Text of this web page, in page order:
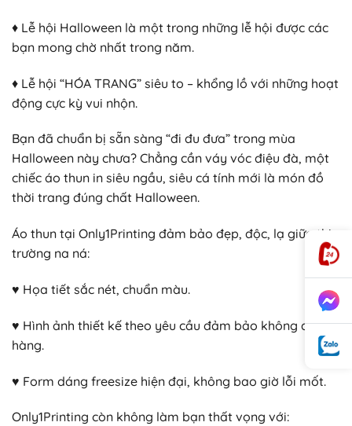
♦ Lễ hội Halloween là một trong những lễ hội được các
bạn mong chờ nhất trong năm.
♦ Lễ hội “HÓA TRANG” siêu to – khổng lồ với những hoạt
động cực kỳ vui nhộn.
Bạn đã chuẩn bị sẵn sàng “đi đu đưa” trong mùa
Halloween này chưa? Chẳng cần váy vóc điệu đà, một
chiếc áo thun in siêu ngầu, siêu cá tính mới là món đồ
thời trang đúng chất Halloween.
Áo thun tại Only1Printing đảm bảo đẹp, độc, lạ giữa thị
trường na ná:
♥ Họa tiết sắc nét, chuẩn màu.
♥ Hình ảnh thiết kế theo yêu cầu đảm bảo không đụng
hàng.
♥ Form dáng freesize hiện đại, không bao giờ lỗi mốt.
Only1Printing còn không làm bạn thất vọng với: